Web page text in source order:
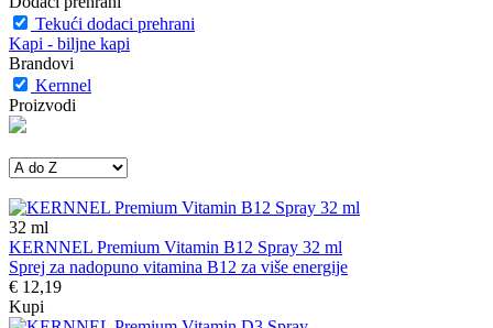
Tekući dodaci prehrani
Kapi - biljne kapi
Brandovi
Kernnel
Proizvodi
32 ml
KERNNEL Premium Vitamin B12 Spray 32 ml
Sprej za nadopuno vitamina B12 za više energije
€ 12,19
Kupi